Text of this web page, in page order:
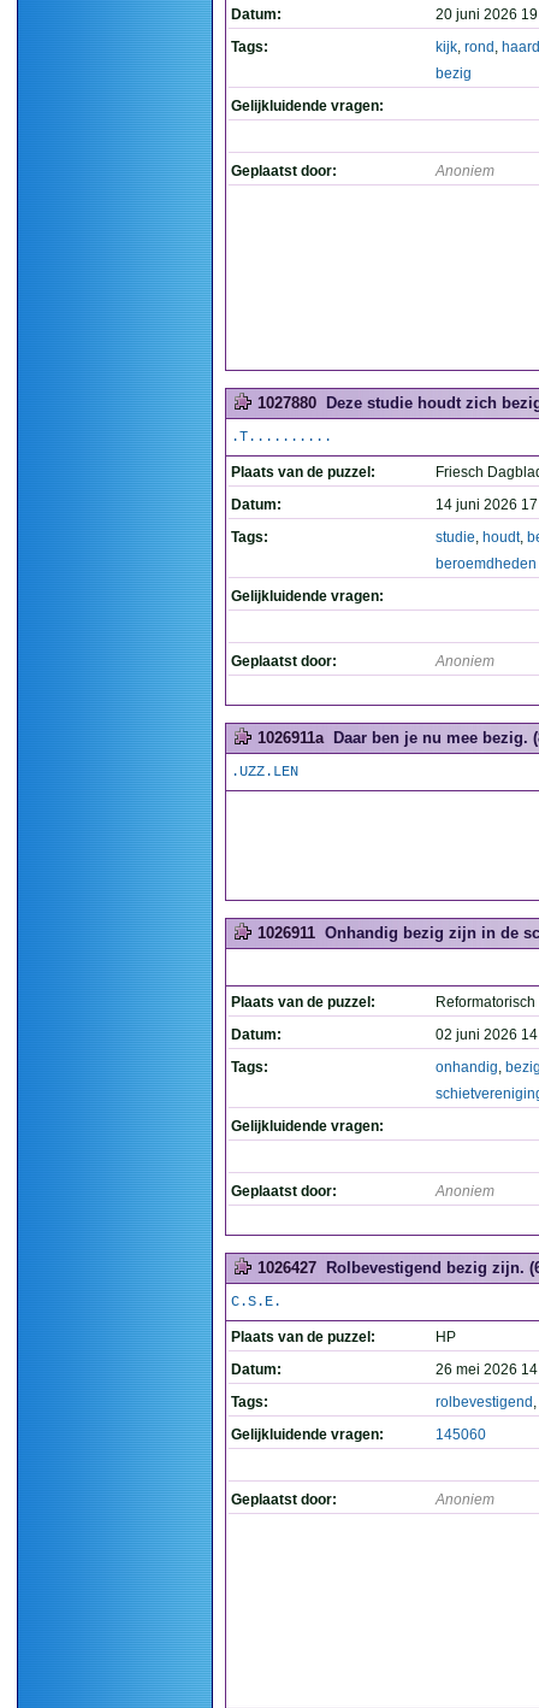
Datum:
20 juni 2026
Tags:
kijk, rond , haard
bezig
Gelijkluidende vragen:
Geplaatst door: Anoniem
1027880 Deze studie houdt zich
.T..........
Plaats van de puzzel:
Friesch
Datum:
14 juni 2026
Tags:
studie, houdt,
beroemdheden
Gelijkluidende vragen:
Geplaatst door: Anoniem
1026911a Daar ben je nu mee bezig.
.UZZ.LEN
1026911 Onhandig bezig zijn in de
Plaats van de puzzel:
Datum:
02 juni 2026
Tags:
onhandig,
Gelijkluidende vragen:
Geplaatst door: Anoniem
1026427 Rolbevestigend bezig zijn.
C.S.E.
Plaats van de puzzel:
HP
Datum:
26 mei 2026
Tags:
rolbevestigend ,
Gelijkluidende vragen:
145060
Geplaatst door: Anoniem